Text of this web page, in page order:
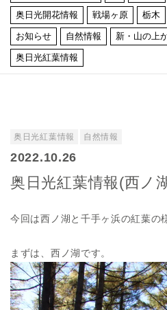
奥日光開花情報 戦場ヶ原 栃木
お知らせ 自然情報 新・山の上
奥日光紅葉情報
奥日光紅葉情報 自然情報
2022.10.26
奥日光紅葉情報(西ノ
今回は西ノ湖と千手ヶ浜の紅葉の
まずは、西ノ湖です。